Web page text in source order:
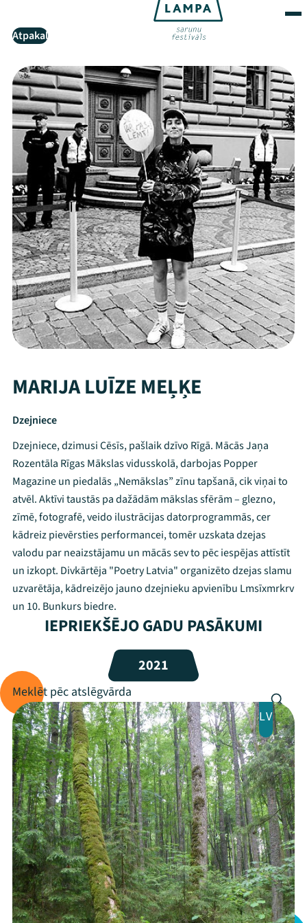
Mana programma
Arhīvs
Viņi bija LAMPĀ 2026
Jaunumi
Ziedo
Veikals
Kontakti
Atpakaļ
MARIJA LUĪZE MEĻĶE
Dzejniece
Dzejniece, dzimusi Cēsīs, pašlaik dzīvo Rīgā. Mācās Jaņa
Rozentāla Rīgas Mākslas vidusskolā, darbojas Popper
Magazine un piedalās „Nemākslas” zīnu tapšanā, cik viņai to
atvēl. Aktīvi taustās pa dažādām mākslas sfērām – glezno,
zīmē, fotografē, veido ilustrācijas datorprogrammās, cer
kādreiz pievērsties performancei, tomēr uzskata dzejas
valodu par neaizstājamu un mācās sev to pēc iespējas attīstīt
un izkopt. Divkārtēja "Poetry Latvia" organizēto dzejas slamu
uzvarētāja, kādreizējo jauno dzejnieku apvienību Lmsīxmrkrv
un 10. Bunkurs biedre.
IEPRIEKŠĒJO GADU PASĀKUMI
2021
LV